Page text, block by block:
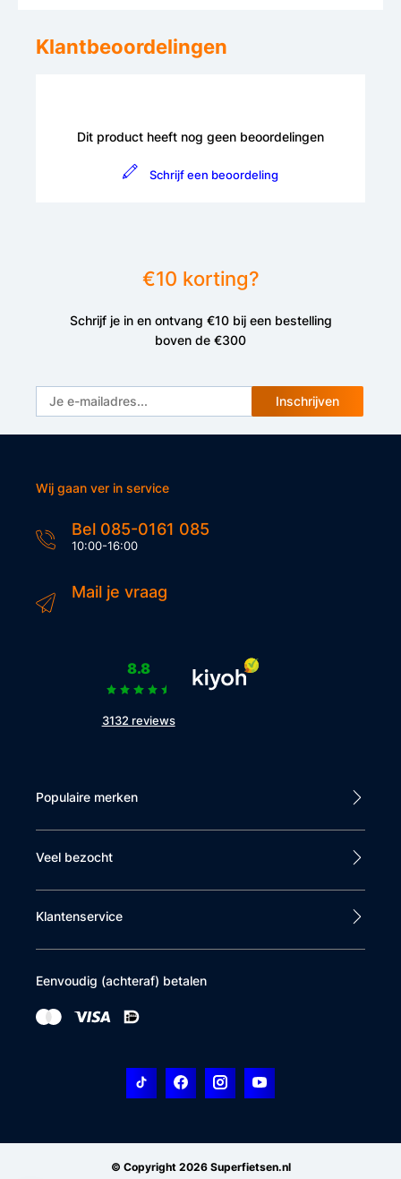
Klantbeoordelingen
Dit product heeft nog geen beoordelingen
Schrijf een beoordeling
€10 korting?
Schrijf je in en ontvang €10 bij een bestelling
boven de €300
Inschrijven
Wij gaan ver in service
Bel 085-0161 085
10:00-16:00
Mail je vraag
8.8
3132 reviews
Populaire merken
Veel bezocht
Klantenservice
Eenvoudig (achteraf) betalen
© Copyright 2026 Superfietsen.nl